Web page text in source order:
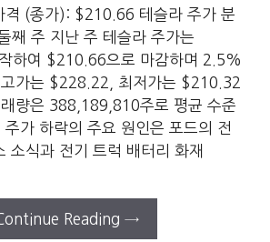
격 (종가): $210.66 테슬라 주가 분
째 주 지난 주 테슬라 주가는
하여 $210.66으로 마감하며 2.5%
고가는 $228.22, 최저가는 $210.32
량은 388,189,810주로 평균 수준
가 하락의 주요 원인은 포드의 전
소식과 전기 트럭 배터리 화재
Reading →